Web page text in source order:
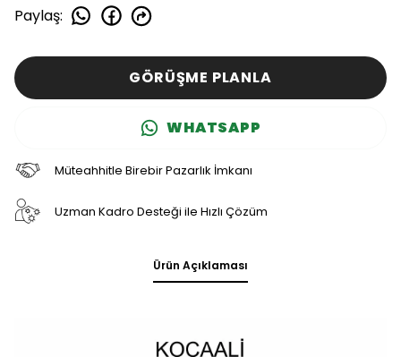
Paylaş:
GÖRÜŞME PLANLA
WHATSAPP
Müteahhitle Birebir Pazarlık İmkanı
Uzman Kadro Desteği ile Hızlı Çözüm
Ürün Açıklaması